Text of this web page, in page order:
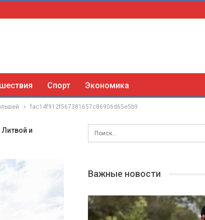
Спорт Экономика
fac14f912f567381657c86906d65e5b9
Литвой и
Важные новости